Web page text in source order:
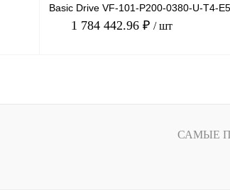
Basic Drive VF-101-P200-0380-U-T4-
380В, 200кВт, 3
1 784 442.96 ₽ / шт
САМЫЕ